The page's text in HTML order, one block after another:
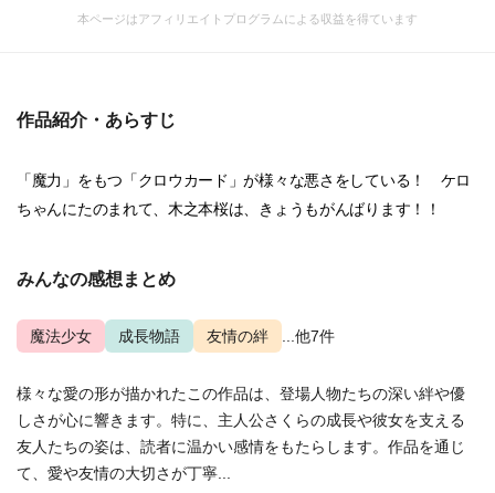
本ページはアフィリエイトプログラムによる収益を得ています
作品紹介・あらすじ
「魔力」をもつ「クロウカード」が様々な悪さをしている！ ケロ
ちゃんにたのまれて、木之本桜は、きょうもがんばります！！
みんなの感想まとめ
魔法少女 成長物語 友情の絆 ...他7件
様々な愛の形が描かれたこの作品は、登場人物たちの深い絆や優
しさが心に響きます。特に、主人公さくらの成長や彼女を支える
友人たちの姿は、読者に温かい感情をもたらします。作品を通じ
て、愛や友情の大切さが丁寧...